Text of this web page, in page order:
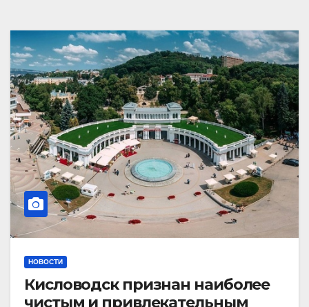
НОВОСТИ
Кисловодск признан наиболее
чистым и привлекательным